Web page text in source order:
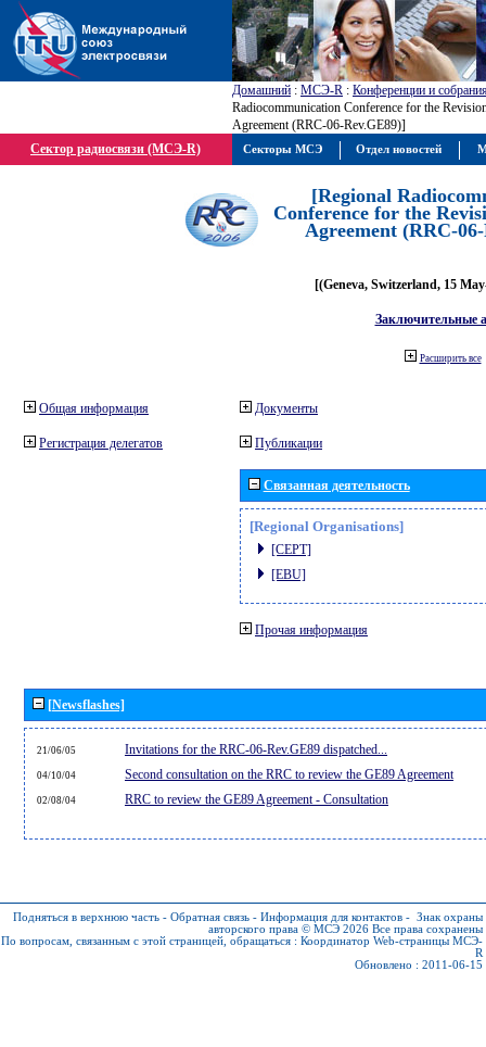
Домашний : МСЭ-R : Конференции и
Radiocommunication Conference for the
Agreement (RRC-06-Rev.GE89)]
Сектор радиосвязи (МСЭ-R)
[Regional
Conference for the
Agreement (RRC-
[(Geneva, Switzerland, 15
Заключительные
Расширить все
Общая информация
Регистрация делегатов
Документы
Публикации
Связанная деятельность
[Regional Organisations]
[CEPT]
[EBU]
Прочая информация
[Newsflashes]
21/06/05 Invitations for the RRC-06-Rev.GE89 dispatched...
04/10/04 Second consultation on the RRC to review the GE89 Agreement
02/08/04 RRC to review the GE89 Agreement - Consultation
Подняться в верхнюю часть - Обратная связь - Информация для контактов - Знак охраны
авторского права © МСЭ 2026 Все права сохранены
По вопросам, связанным с этой страницей, обращаться : Координатор Web-страницы МСЭ-
R
Обновлено : 2011-06-15
Секторы МСЭ Отдел новостей